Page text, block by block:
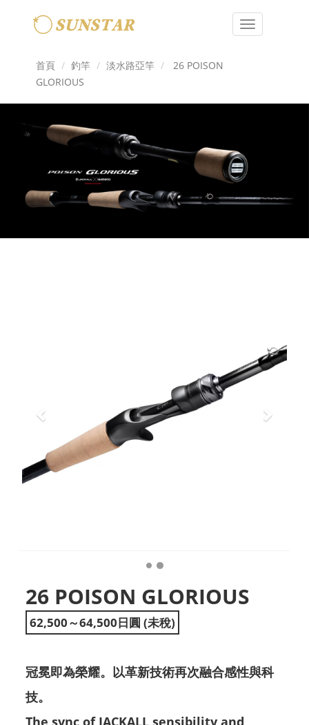
Toggle
首頁
釣竿 淡水路亞竿
26 POISON
GLORIOUS
26 POISON GLORIOUS
62,500～64,500日圓 (未稅)
冠冕即為榮耀。以革新技術再次融合感性與科
技。
The sync of JACKALL sensibility and